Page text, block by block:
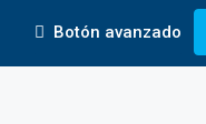
Botón avanzado